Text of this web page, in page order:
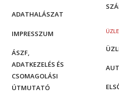
ADATHALÁSZAT
IMPRESSZUM
ÁSZF,
ADATKEZELÉS ÉS
CSOMAGOLÁSI
ÚTMUTATÓ